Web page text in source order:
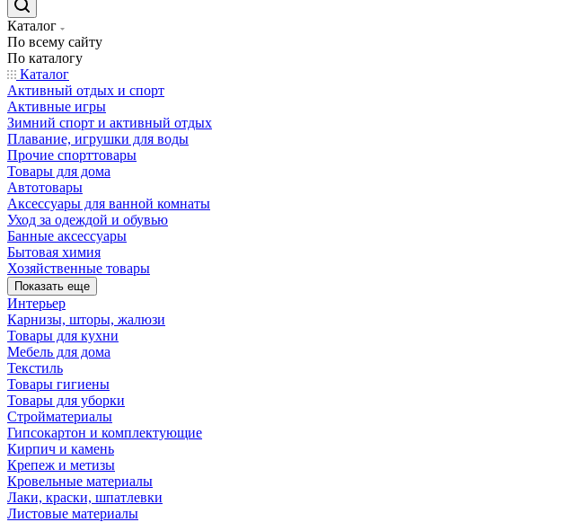
Каталог
По всему сайту
По каталогу
Каталог
Активный отдых и спорт
Активные игры
Зимний спорт и активный отдых
Плавание, игрушки для воды
Прочие спорттовары
Товары для дома
Автотовары
Аксессуары для ванной комнаты
Уход за одеждой и обувью
Банные аксессуары
Бытовая химия
Хозяйственные товары
Показать еще
Интерьер
Карнизы, шторы, жалюзи
Товары для кухни
Мебель для дома
Текстиль
Товары гигиены
Товары для уборки
Стройматериалы
Гипсокартон и комплектующие
Кирпич и камень
Крепеж и метизы
Кровельные материалы
Лаки, краски, шпатлевки
Листовые материалы